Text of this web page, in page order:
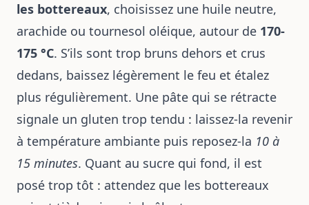
les bottereaux, choisissez une huile neutre,
arachide ou tournesol oléique, autour de 170-
175 °C. S’ils sont trop bruns dehors et crus
dedans, baissez légèrement le feu et étalez
plus régulièrement. Une pâte qui se rétracte
signale un gluten trop tendu : laissez-la revenir
à température ambiante puis reposez-la 10 à
15 minutes. Quant au sucre qui fond, il est
posé trop tôt : attendez que les bottereaux